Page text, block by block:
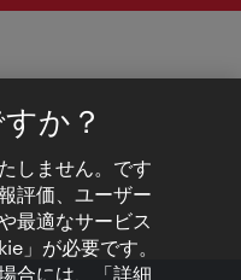
か？
しません。です
評価、ユーザー
最適なサービス
」が必要です。
合には、「詳細